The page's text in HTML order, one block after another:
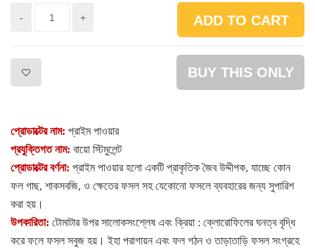
- + ADD TO CART
BUY THIS ONLY
প্রোডাক্টের নাম: প্রাইম পাওয়ার
প্রযুক্তিগত নাম: বায়ো স্টিমুলেন্ট
প্রোডাক্টের বর্ণনা: প্রাইম পাওয়ার হলো একটি প্রাকৃতিক জৈব উদ্দীপক, যাচ্ছে কোন
ফল গাছ, শাকসবজি, ও ক্ষেতের ফসল সহ যেকোনো ফসলে ব্যবহারের জন্য সুপারিশ
করা হয় ।
উপকারিতা: টোমাটার উপর সালোকসংশ্লেষ এবং ক্রিয়া : ক্লোরোফিলের ঘনত্ব বৃদ্ধি
করে ফলে ফসল সবুজ হয়। ইহা পরাগায়ন এবং ফল গঠন ও তাড়াতাড়ি ফসল সংগ্রহে